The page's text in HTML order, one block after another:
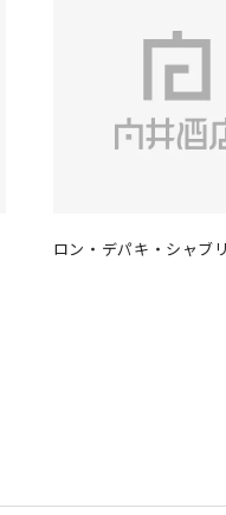
ロン・デパキ・シャブ